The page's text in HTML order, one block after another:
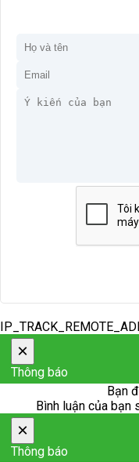
×
Thông báo
Bạn
Bình luận của bạn
×
Thông báo